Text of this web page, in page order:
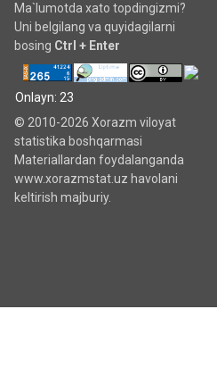
Ma`lumotda xato topdingizmi?
Uni belgilang va quyidagilarni
bosing Ctrl + Enter
Onlayn: 23
© 2010-2026 Xorazm viloyat
statistika boshqarmasi
Materiallardan foydalanganda
www.xorazmstat.uz havolani
keltirish majburiy.